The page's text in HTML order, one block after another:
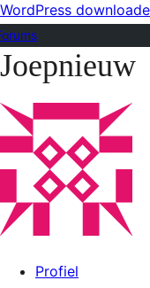
WordPress
Ga
de
inhoud
Joepnieuw
Profiel